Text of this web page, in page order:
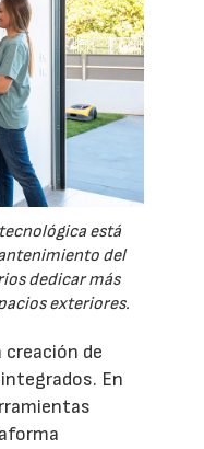
está
del
dedicar más
exteriores.
creación de
En